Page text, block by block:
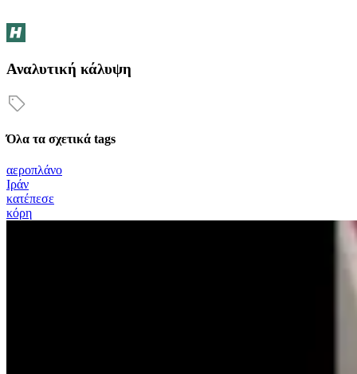
Αναλυτική κάλυψη
Όλα τα σχετικά tags
αεροπλάνο
Ιράν
κατέπεσε
κόρη